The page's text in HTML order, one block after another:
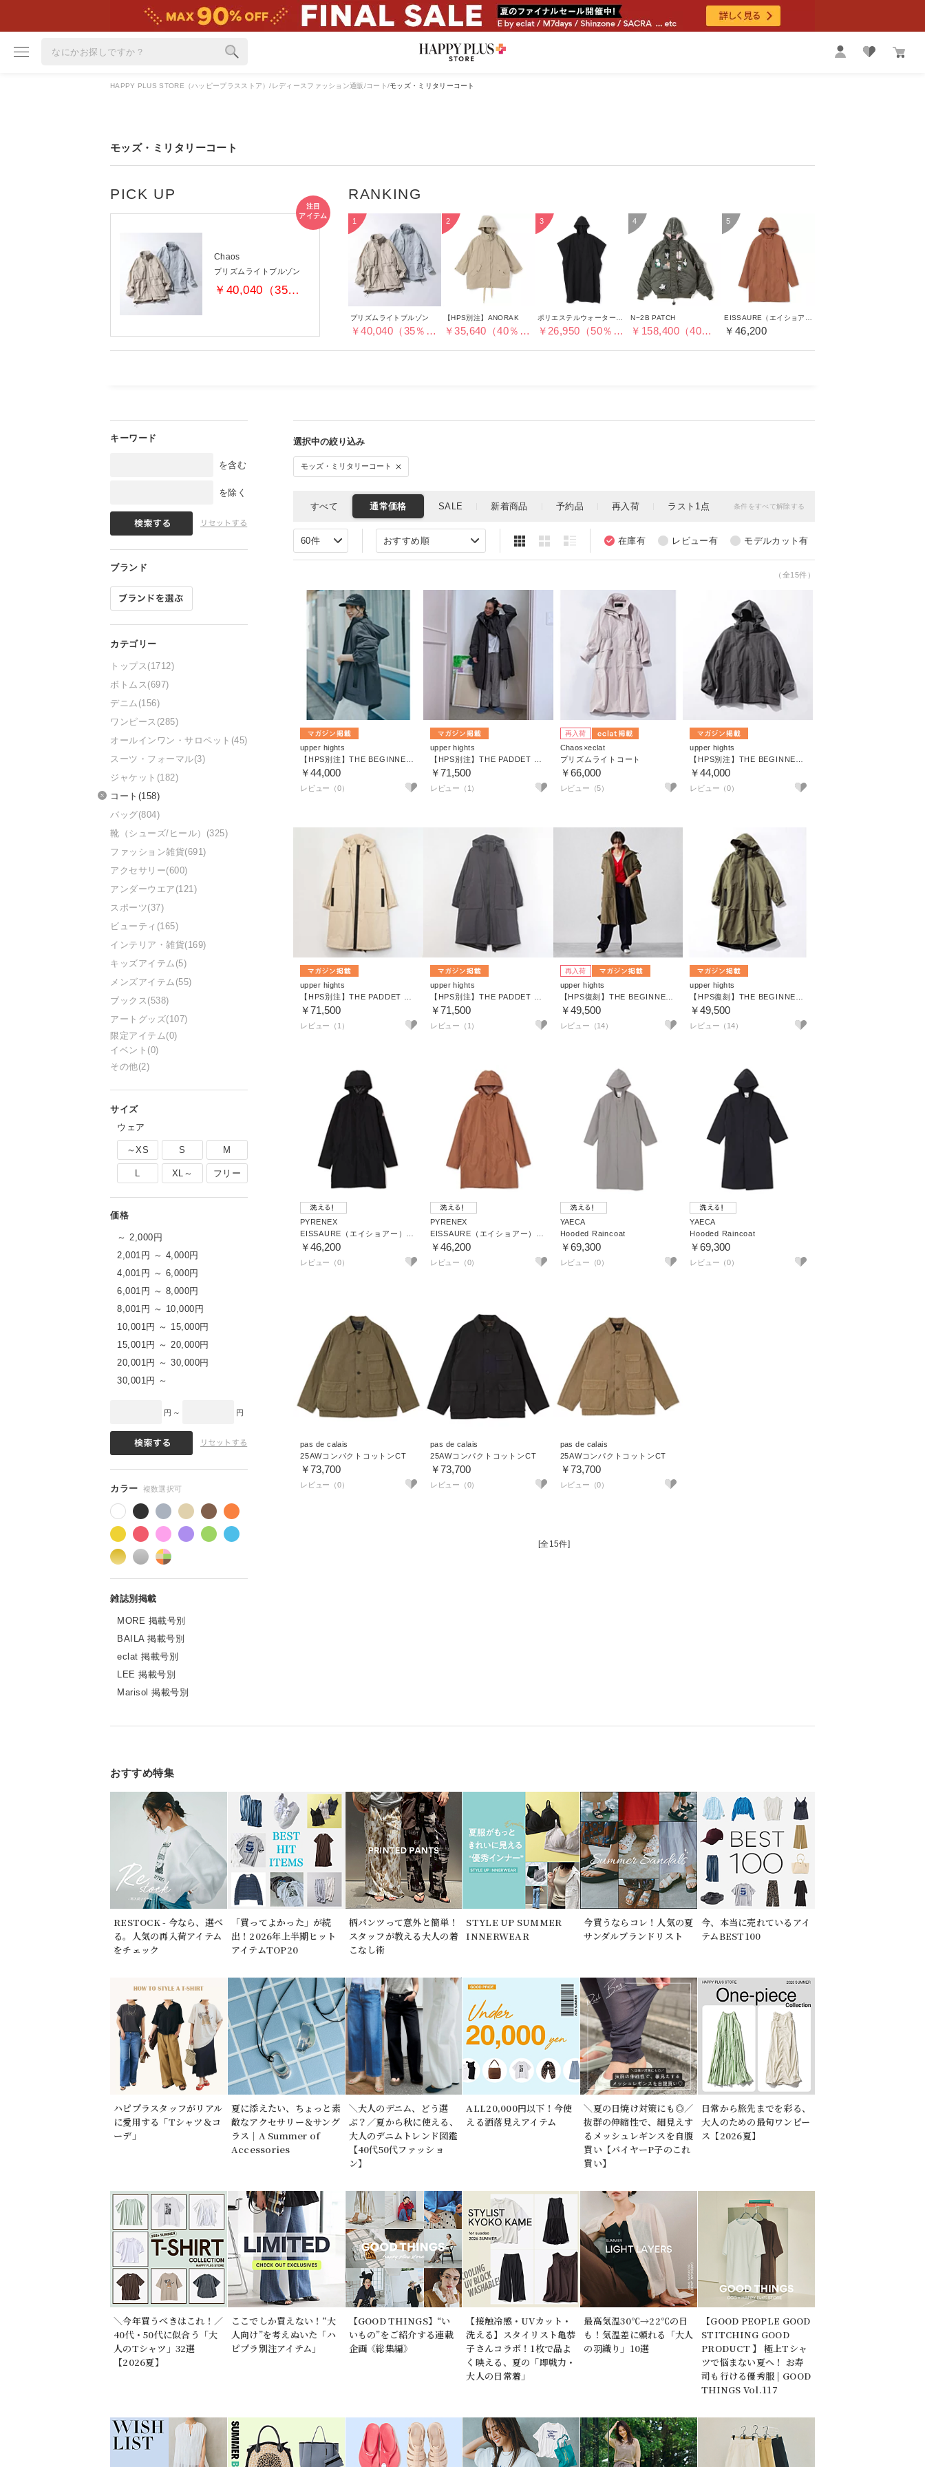
雑誌掲載アイテム
雑誌･書籍(一緒に買うと送料無料)
HAPPY PLUS STORE（ハッピープラスストア） レディースファッション通販 コート モッズ・ミリタリーコート
モッズ・ミリタリーコート
Chaos
プリズムライトブルゾン
￥40,040（35％OFF）
プリズムライトブルゾン
￥40,040（35％OFF）
【HPS別注】ANORAK
￥35,640（40％OFF） ￥26,950（50％OFF）
N−2B PATCH
￥158,400（40％OFF） ￥46,200
を含む
を除く
トップス (1712)
ボトムス (697)
デニム (156)
ワンピース (285)
オールインワン・サロペット (45)
スーツ・フォーマル(3)
ジャケット (182)
コート (158)
バッグ(804)
靴（シューズ/ヒール） (325)
ファッション雑貨(691)
アクセサリー(600)
アンダーウエア (121)
スポーツ(37)
ビューティ (165)
インテリア・雑貨(169)
キッズアイテム (5)
メンズアイテム (55)
ブックス (538)
アートグッズ(107)
限定アイテム(0)
イベント (0)
その他(2)
ウェア
～XS S M
L XL～ フリー
～ 2,000円
2,001円 ～ 4,000円
4,001円 ～ 6,000円
6,001円 ～ 8,000円
8,001円 ～ 10,000円
10,001円 ～ 15,000円
15,001円 ～ 20,000円
20,001円 ～ 30,000円
30,001円 ～
円 ～ 円
MORE 掲載号別
BAILA 掲載号別
eclat 掲載号別
LEE 掲載号別
Marisol 掲載号別
モッズ・ミリタリーコート
（全15件）
upper hights
￥44,000
upper hights
￥71,500
レビュー（1）
再入荷
Chaos×eclat
プリズムライトコート
￥66,000
レビュー（5）
upper hights
￥44,000
upper hights
￥71,500
レビュー（1）
upper hights
￥71,500
レビュー（1）
再入荷
upper hights
￥49,500
レビュー（14）
upper hights
￥49,500
レビュー（14）
PYRENEX
￥46,200
PYRENEX
￥46,200
YAECA
Hooded Raincoat
￥69,300
YAECA
Hooded Raincoat
￥69,300
pas de calais
25AWコンパクトコットンCT
￥73,700
pas de calais
25AWコンパクトコットンCT
￥73,700
pas de calais
25AWコンパクトコットンCT
￥73,700
[全15件]
おすすめ特集
RESTOCK - 今なら、選べ
る。人気の再入荷アイテム
をチェック
「買ってよかった」が続
出！2026年上半期ヒット
アイテムTOP20
柄パンツって意外と簡単！
スタッフが教える大人の着
こなし術
STYLE UP SUMMER
INNERWEAR
今買うならコレ！人気の夏
サンダルブランドリスト
今、本当に売れているアイ
テムBEST100
ハピプラスタッフがリアル
に愛用する「Tシャツ＆コ
ーデ」
夏に添えたい、ちょっと素
敵なアクセサリー＆サング
ラス｜A Summer of
Accessories
＼大人のデニム、どう選
ぶ？／夏から秋に使える、
大人のデニムトレンド図鑑
【40代50代ファッショ
ン】
ALL20,000円以下！今使
える洒落見えアイテム
＼夏の日焼け対策にも◎／
抜群の伸縮性で、細見えす
るメッシュレギンスを自腹
買い【バイヤーP子のこれ
買い】
日常から旅先までを彩る、
大人のための最旬ワンピー
ス【2026夏】
＼今年買うべきはこれ！／
40代・50代に似合う「大
人のTシャツ」32選
【2026夏】
ここでしか買えない！“大
人向け”を考えぬいた「ハ
ピプラ別注アイテム」
【GOOD THINGS】“い
いもの”をご紹介する連載
企画《総集編》
【接触冷感・UVカット・
洗える】スタイリスト亀恭
子さんコラボ！1枚で品よ
く映える、夏の「即戦力・
大人の日常着」
最高気温30℃→22℃の日
も！気温差に頼れる「大人
の羽織り」10選
【GOOD PEOPLE GOOD
STITCHING GOOD
PRODUCT 】 極上Tシャ
ツで悩まない夏へ！ お寿
司も行ける優秀服 | GOOD
THINGS Vol.117